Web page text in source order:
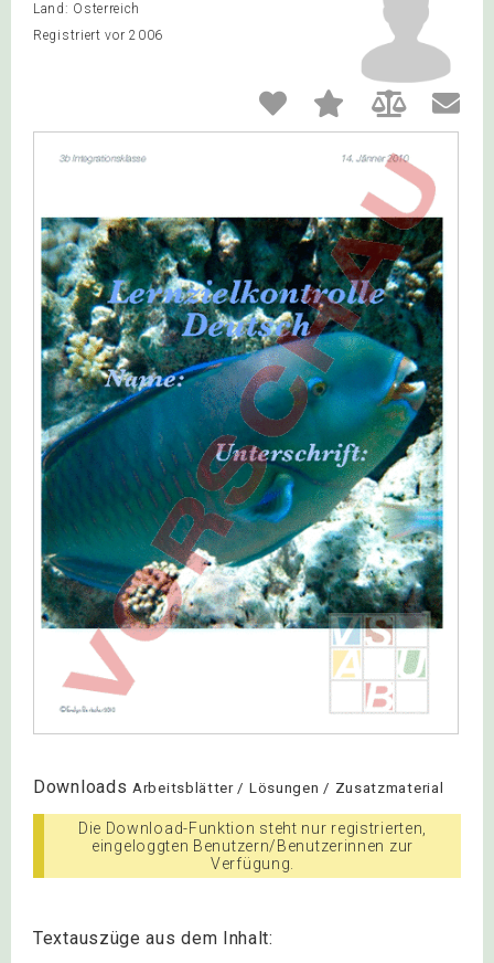
Land: Österreich
Registriert vor 2006
Downloads Arbeitsblätter / Lösungen / Zusatzmaterial
Die Download-Funktion steht nur registrierten,
eingeloggten Benutzern/Benutzerinnen zur
Verfügung.
Textauszüge aus dem Inhalt: